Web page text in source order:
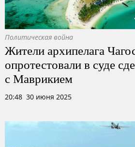
Политическая война
Жители архипелага
опротестовали в суде
с Маврикием
20:48 30 июня 2025